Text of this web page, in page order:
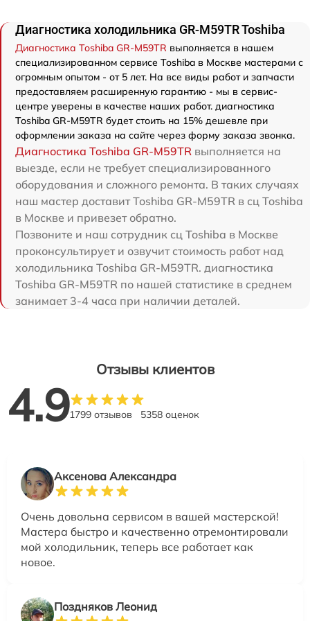
Диагностика холодильника GR-M59TR Toshiba
Диагностика Toshiba GR-M59TR выполняется в нашем
специализированном сервисе Toshiba в Москве мастерами с
огромным опытом - от 5 лет. На все виды работ и запчасти
предоставляем расширенную гарантию - мы в сервис-
центре уверены в качестве наших работ. диагностика
Toshiba GR-M59TR будет стоить на 15% дешевле при
оформлении заказа на сайте через форму заказа звонка.
Диагностика Toshiba GR-M59TR выполняется на
выезде, если не требует специализированного
оборудования и сложного ремонта. В таких случаях
наш мастер доставит Toshiba GR-M59TR в сц Toshiba
в Москве и привезет обратно.
Позвоните и наш сотрудник сц Toshiba в Москве
проконсультирует и озвучит стоимость работ над
холодильника Toshiba GR-M59TR. диагностика
Toshiba GR-M59TR по нашей статистике в среднем
занимает 3-4 часа при наличии деталей.
Отзывы клиентов
4.91799 отзывов 5358 оценок
Аксенова Александра
Очень довольна сервисом в вашей мастерской!
Мастера быстро и качественно отремонтировали
мой холодильник, теперь все работает как
новое.
Поздняков Леонид